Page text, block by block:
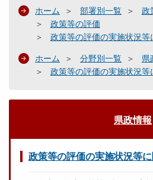
ホーム 部署別一覧 政
政策等の評価
政策等の評価の実施状況等
ホーム 分野別一覧 県
政策等の評価の実施状況等
県政情報
政策等の評価の実施状況等